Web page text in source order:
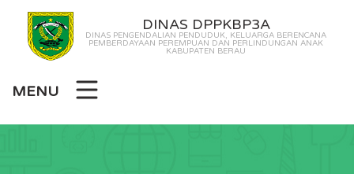
DINAS DPPKBP3A
DINAS PENGENDALIAN PENDUDUK, KELUARGA BERENCANA
PEMBERDAYAAN PEREMPUAN DAN PERLINDUNGAN ANAK
KABUPATEN BERAU
MENU